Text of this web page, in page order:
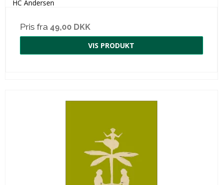
HC Andersen
Pris fra 49,00 DKK
VIS PRODUKT